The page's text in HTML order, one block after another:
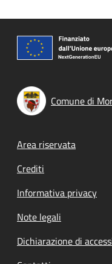
Comune di
Footer menu
Area riservata
Crediti
Informativa privacy
Note legali
Dichiarazione di